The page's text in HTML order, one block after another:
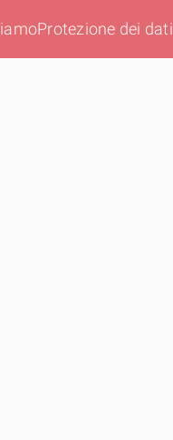
Protezione dei dati